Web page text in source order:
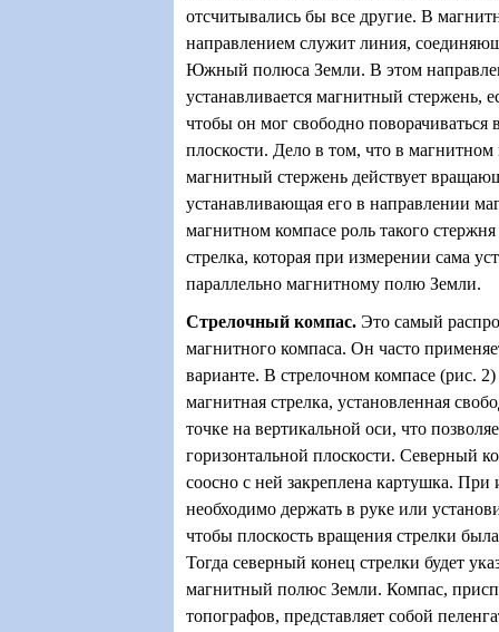
отсчитывались бы все другие. В
направлением служит линия,
Южный полюса Земли. В этом
устанавливается магнитный стержень,
чтобы он мог свободно поворачиваться
плоскости. Дело в том, что в
магнитный стержень действует
устанавливающая его в направлении
магнитном компасе роль такого
стрелка, которая при измерении сама
параллельно магнитному полю Земли.
Стрелочный компас. Это самый
магнитного компаса. Он часто
варианте. В стрелочном компасе (рис. 2)
магнитная стрелка, установленная
точке на вертикальной оси, что
горизонтальной плоскости. Северный
соосно с ней закреплена картушка. При
необходимо держать в руке или
чтобы плоскость вращения стрелки
Тогда северный конец стрелки будет
магнитный полюс Земли. Компас,
топографов, представляет собой